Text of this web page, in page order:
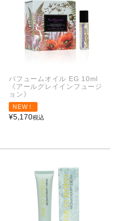
パフュームオイル EG 10ml
《アールグレイインフュージ
ョン》
NEW！
¥5,170税込